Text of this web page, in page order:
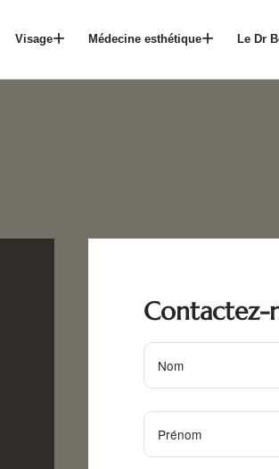
Visage Médecine esthétique Le Dr
Contactez-